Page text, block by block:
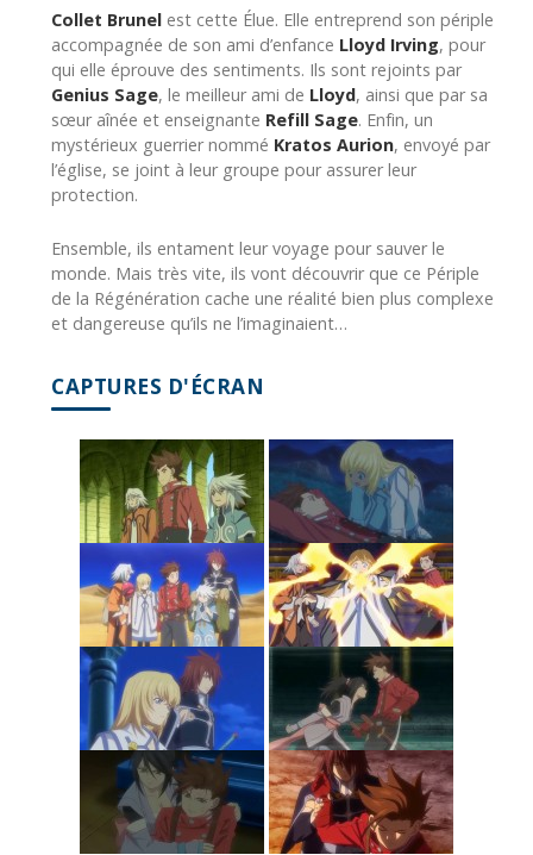
Collet Brunel est cette Élue. Elle entreprend son périple
accompagnée de son ami d’enfance Lloyd Irving, pour
qui elle éprouve des sentiments. Ils sont rejoints par
Genius Sage, le meilleur ami de Lloyd, ainsi que par sa
sœur aînée et enseignante Refill Sage. Enfin, un
mystérieux guerrier nommé Kratos Aurion, envoyé par
l’église, se joint à leur groupe pour assurer leur
protection.
Ensemble, ils entament leur voyage pour sauver le
monde. Mais très vite, ils vont découvrir que ce Périple
de la Régénération cache une réalité bien plus complexe
et dangereuse qu’ils ne l’imaginaient…
CAPTURES D'ÉCRAN